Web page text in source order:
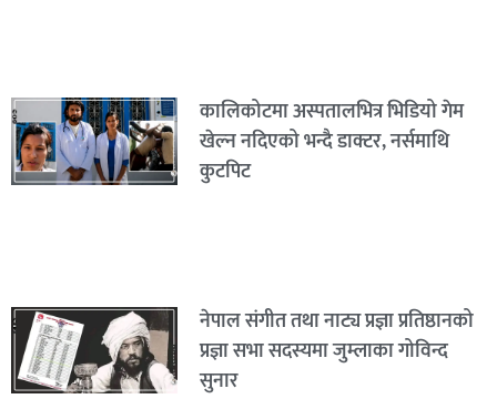
कालिकोटमा अस्पतालभित्र भिडियो गेम
खेल्न नदिएको भन्दै डाक्टर, नर्समाथि
कुटपिट
नेपाल संगीत तथा नाट्य प्रज्ञा प्रतिष्ठानको
प्रज्ञा सभा सदस्यमा जुम्लाका गोविन्द
सुनार